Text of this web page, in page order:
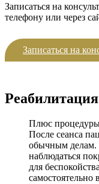
Записаться на
телефону или через
Записаться на
Реабилитация
Плюс процедуры
После сеанса
обычным делам.
наблюдаться
для
самостоятельно